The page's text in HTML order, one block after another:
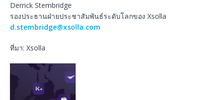
Derrick Stembridge
รองประธานฝ่ายประชาสัมพันธ์ระดับโลกของ Xsolla
d.stembridge@xsolla.com
ที่มา: Xsolla